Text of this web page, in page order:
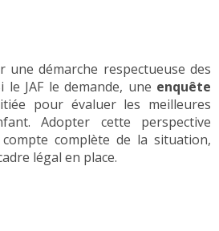
une démarche respectueuse des
JAF le demande, une enquête
pour évaluer les meilleures
Adopter cette perspective
complète de la situation,
légal en place.